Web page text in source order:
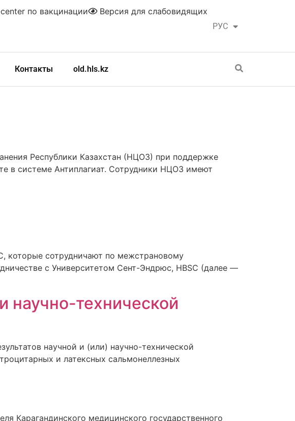
РУС
ҚАЗ
Версия для слабовидящих
по вакцинации
Контакты old.hls.kz
Республики Казахстан (НЦОЗ) при поддержке
в системе Антиплагиат. Сотрудники НЦОЗ имеют
которые сотрудничают по межстрановому
с Университетом Сент-Эндрюс, HBSC (далее —
научно-технической
научной и (или) научно-технической
и латексных сальмонеллезных
Карагандинского медицинского государственного